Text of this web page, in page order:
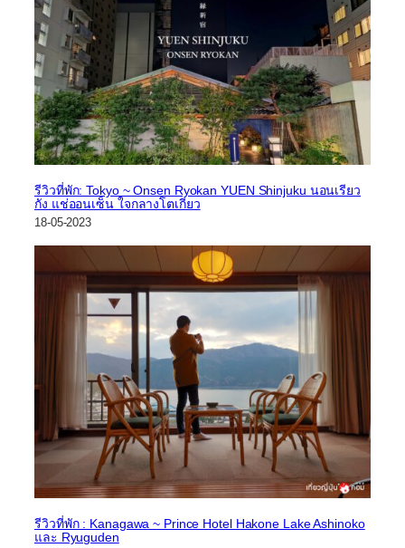
รีวิวที่พัก: Tokyo ~ Onsen Ryokan YUEN Shinjuku นอนเรียว
กัง แช่ออนเซ็น ใจกลางโตเกียว
18-05-2023
รีวิวที่พัก : Kanagawa ~ Prince Hotel Hakone Lake Ashinoko
และ Ryuguden